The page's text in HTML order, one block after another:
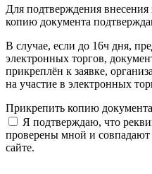
Для подтверждения внесения
копию документа
В случае, если до 16ч дня,
электронных торгов,
прикреплён к заявке,
на участие в электронных
Прикрепить копию
Я подтверждаю, что
проверены мной и
сайте.